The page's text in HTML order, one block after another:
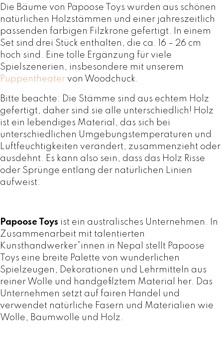
r
ü
h
l
i
n
g
o
n
P
a
p
o
o
s
o
y
s
M
e
n
g
e
Die Bäume von Papoose Toys wurden aus schönen
natürlichen Holzstämmen und einer jahreszeitlich
passenden farbigen Filzkrone gefertigt. In einem
Set sind drei Stück enthalten, die ca. 16 – 26 cm
hoch sind. Eine tolle Ergänzung für viele
Spielszenerien, insbesondere mit unserem
Puppentheater von Woodchuck.
Bitte beachte: Die Stämme sind aus echtem Holz
gefertigt, daher sind sie alle unterschiedlich! Holz
ist ein lebendiges Material, das sich bei
unterschiedlichen Umgebungstemperaturen und
Luftfeuchtigkeiten verändert, zusammenzieht oder
ausdehnt. Es kann also sein, dass das Holz Risse
oder Sprünge entlang der natürlichen Linien
aufweist.
Papoose Toys ist ein australisches Unternehmen. In
Zusammenarbeit mit talentierten
Kunsthandwerker*innen in Nepal stellt Papoose
Toys eine breite Palette von wunderlichen
Spielzeugen, Dekorationen und Lehrmitteln aus
reiner Wolle und handgefilztem Material her. Das
Unternehmen setzt auf fairen Handel und
verwendet natürliche Fasern und Materialien wie
Wolle, Baumwolle und Holz.